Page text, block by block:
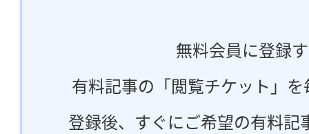
無料会員に登録
有料記事の「閲覧チケット」
登録後、すぐにご希望の有料記